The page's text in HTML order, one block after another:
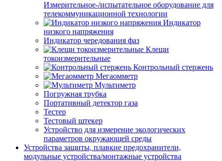
Измерительное-/испытательное оборудование для
телекоммуникационной технологии
Индикатор
низкого напряжения
Индикатор чередования фаз
Клещи
токоизмерительные
Контрольный стержень
Мегаомметр
Мультиметр
Погружная трубка
Портативный детектор газа
Тестер
Тестовый штекер
Устройство для измерение экологических
параметров окружающей среды
Устройства защиты, плавкие предохранители,
модульные устройства/монтажные устройства